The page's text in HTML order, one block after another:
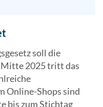
soll die
2025 tritt das
Online-Shops sind
bis zum Stichtag